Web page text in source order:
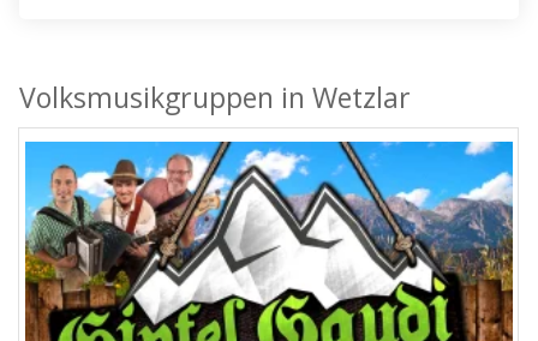
Volksmusikgruppen in Wetzlar